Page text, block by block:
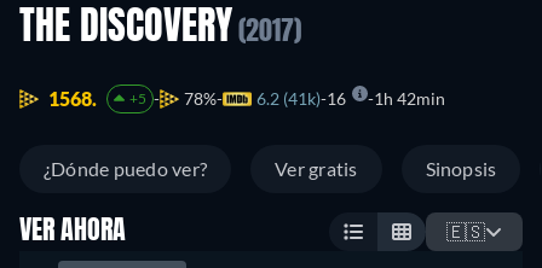
THE DISCOVERY (2017)
1568. +5 78% 6.2 (41k) 16 1h 42min
¿Dónde puedo ver? Ver gratis Sinopsis
VER AHORA 🇪🇸